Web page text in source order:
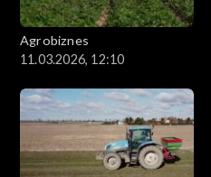
Agrobiznes
11.03.2026, 12:10